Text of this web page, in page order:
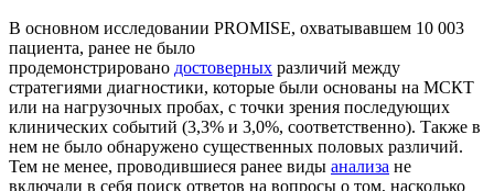
В основном исследовании PROMISE, охватывавшем 10 003
пациента, ранее не было
продемонстрировано достоверных различий между
стратегиями диагностики, которые были основаны на МСКТ
или на нагрузочных пробах, с точки зрения последующих
клинических событий (3,3% и 3,0%, соответственно). Также в
нем не было обнаружено существенных половых различий.
Тем не менее, проводившиеся ранее виды анализа не
включали в себя поиск ответов на вопросы о том, насколько